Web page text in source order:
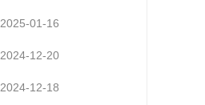
2025-01-16
2024-12-20
2024-12-18